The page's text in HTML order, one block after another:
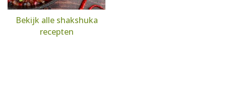
Bekijk alle shakshuka
recepten